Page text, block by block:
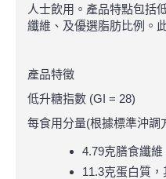
人士飲用。產品特點包括
纖維、及優選脂肪比例。
產品特徵
低升糖指數 (GI = 28)
每食用分量(根據標準沖調
4.79克膳食纖
11.3克蛋白質